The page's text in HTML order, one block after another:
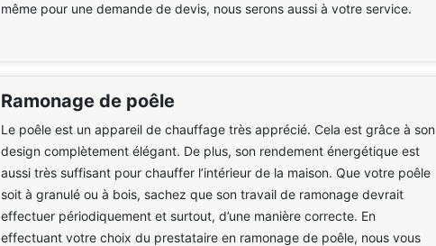
même pour une demande de devis, nous serons aussi à votre service.
Ramonage de poêle
Le poêle est un appareil de chauffage très apprécié. Cela est grâce à son
design complètement élégant. De plus, son rendement énergétique est
aussi très suffisant pour chauffer l’intérieur de la maison. Que votre poêle
soit à granulé ou à bois, sachez que son travail de ramonage devrait
effectuer périodiquement et surtout, d’une manière correcte. En
effectuant votre choix du prestataire en ramonage de poêle, nous vous